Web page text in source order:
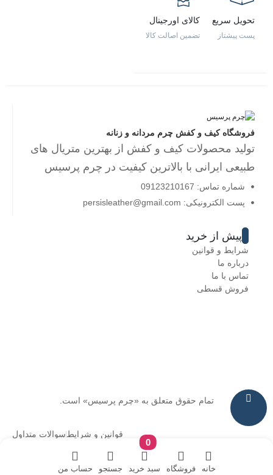
تحویل سریع
پست پیشتاز
کالای اورجینال
تضمین اصالت کالا
فروشگاه کیف و کفش چرم مردانه و زنانه
تولید محصولات کیف و کفش از بهترین متریال های
طبیعی ایرانی با بالاترین کیفیت در چرم پرسیس
شماره تماس: 09123210167
پست الکترونیکی: persisleather@gmail.com
پیش از خرید
شرایط و قوانین
درباره ما
تماس با ما
فروش قسطی
تمام حقوق متعلق به «چرم پرسیس» است.
قوانین و شرایطسوالات متداول
خانه فروشگاه
0
سبد خرید جستجو حساب من